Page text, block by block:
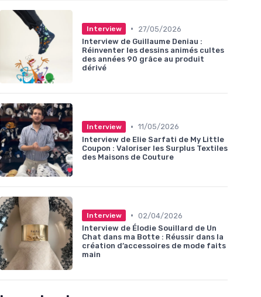
Interview •
27/05/2026
Interview de Guillaume Deniau :
Réinventer les dessins animés cultes
des années 90 grâce au produit
dérivé
Interview • 11/05/2026
Interview de Elie Sarfati de My Little
Coupon : Valoriser les Surplus Textiles
des Maisons de Couture
Interview • 02/04/2026
Interview de Élodie Souillard de Un
Chat dans ma Botte : Réussir dans la
création d’accessoires de mode faits
main